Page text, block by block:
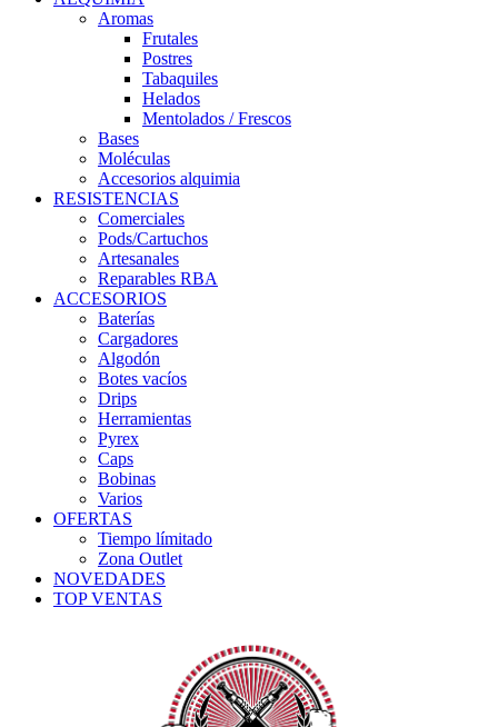
Aromas
Frutales
Postres
Tabaquiles
Helados
Mentolados / Frescos
Bases
Moléculas
Accesorios alquimia
RESISTENCIAS
Comerciales
Pods/Cartuchos
Artesanales
Reparables RBA
ACCESORIOS
Baterías
Cargadores
Algodón
Botes vacíos
Drips
Herramientas
Pyrex
Caps
Bobinas
Varios
OFERTAS
Tiempo límitado
Zona Outlet
NOVEDADES
TOP VENTAS